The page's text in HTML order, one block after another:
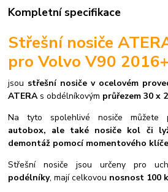
Kompletní specifikace
Střešní nosiče
pro Volvo V90 2016+
jsou střešní nosiče v ocelovém
ATERAs obdélníkovým průřezem 30 x
Na tyto spolehlivé nosiče můžete
autobox, ale také nosiče kol či
demontáž pomocí momentového
Střešní nosiče jsou určeny pro
podélníky, mají celkovou nosnost 100